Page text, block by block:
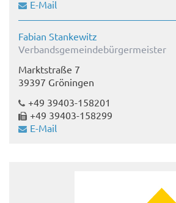
E-Mail
Fabian Stankewitz
Verbandsgemeindebürgermeister
Marktstraße 7
39397 Gröningen
+49 39403-158201
+49 39403-158299
E-Mail